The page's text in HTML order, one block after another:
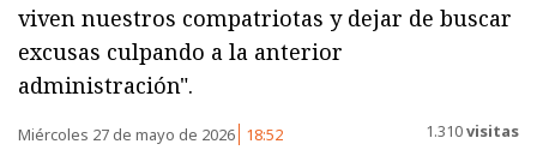
viven nuestros compatriotas y dejar de buscar
excusas culpando a la anterior
administración".
Miércoles 27 de mayo de 2026 18:52 1.310visitas